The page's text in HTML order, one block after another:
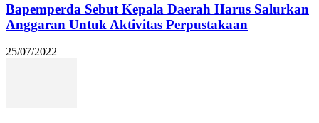
Bapemperda Sebut Kepala Daerah Harus Salurkan
Anggaran Untuk Aktivitas Perpustakaan
25/07/2022